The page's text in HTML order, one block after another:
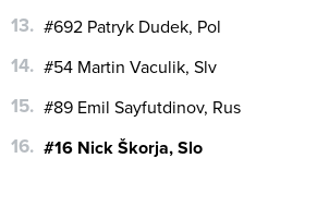
#692 Patryk Dudek, Pol
#54 Martin Vaculik, Slv
#89 Emil Sayfutdinov, Rus
#16 Nick Škorja, Slo